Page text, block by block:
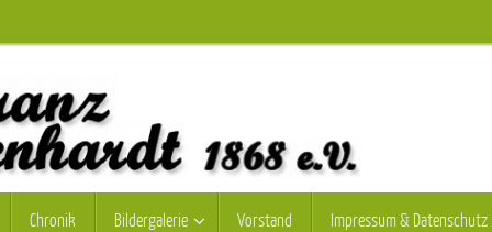
Chronik Bildergalerie Vorstand Impressum & Datenschutz